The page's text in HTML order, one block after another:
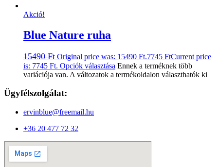
Akció!
Blue Nature ruha
15490Ft Original price was: 15490 Ft.7745 FtCurrent price
is: 7745 Ft. Opciók választása Ennek a terméknek több
variációja van. A változatok a termékoldalon választhatók ki
Ügyfélszolgálat:
ervinblue@freemail.hu
+36 20 477 72 32